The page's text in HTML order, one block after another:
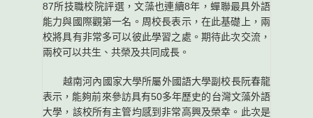
87所技職校院評選，文藻也連續8年，蟬聯最具外語
能力與國際觀第一名。周校長表示，在此基礎上，兩
校將具有非常多可以彼此學習之處。期待此次交流，
兩校可以共生、共榮及共同成長。
越南河內國家大學所屬外國語大學副校長阮春龍
表示，能夠前來參訪具有50多年歷史的台灣文藻外語
大學，該校所有主管均感到非常高興及榮幸。此次是